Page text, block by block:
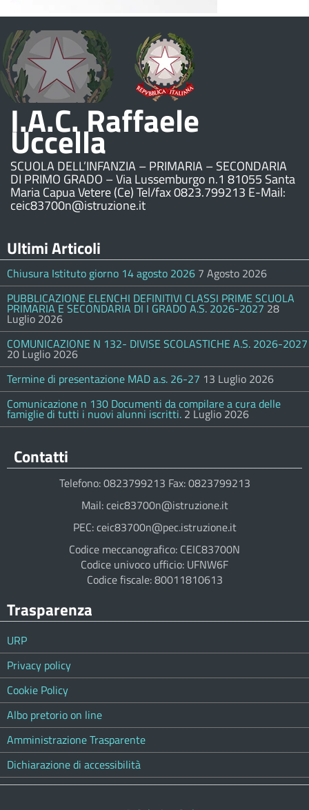
I.A.C. Raffaele
Uccella
SCUOLA DELL’INFANZIA – PRIMARIA – SECONDARIA
DI PRIMO GRADO – Via Lussemburgo n.1 81055 Santa
Maria Capua Vetere (Ce) Tel/fax 0823.799213 E-Mail:
ceic83700n@istruzione.it
Ultimi Articoli
Chiusura Istituto giorno 14 agosto 2026 7 Agosto 2026
PUBBLICAZIONE ELENCHI DEFINITIVI CLASSI PRIME SCUOLA
PRIMARIA E SECONDARIA DI I GRADO A.S. 2026-2027 28
Luglio 2026
COMUNICAZIONE N 132- DIVISE SCOLASTICHE A.S. 2026-2027
20 Luglio 2026
Termine di presentazione MAD a.s. 26-27 13 Luglio 2026
Comunicazione n 130 Documenti da compilare a cura delle
famiglie di tutti i nuovi alunni iscritti. 2 Luglio 2026
Contatti
Telefono: 0823799213 Fax: 0823799213
Mail: ceic83700n@istruzione.it
PEC: ceic83700n@pec.istruzione.it
Codice meccanografico: CEIC83700N
Codice univoco ufficio: UFNW6F
Codice fiscale: 80011810613
Trasparenza
URP
Privacy policy
Cookie Policy
Albo pretorio on line
Amministrazione Trasparente
Dichiarazione di accessibilità